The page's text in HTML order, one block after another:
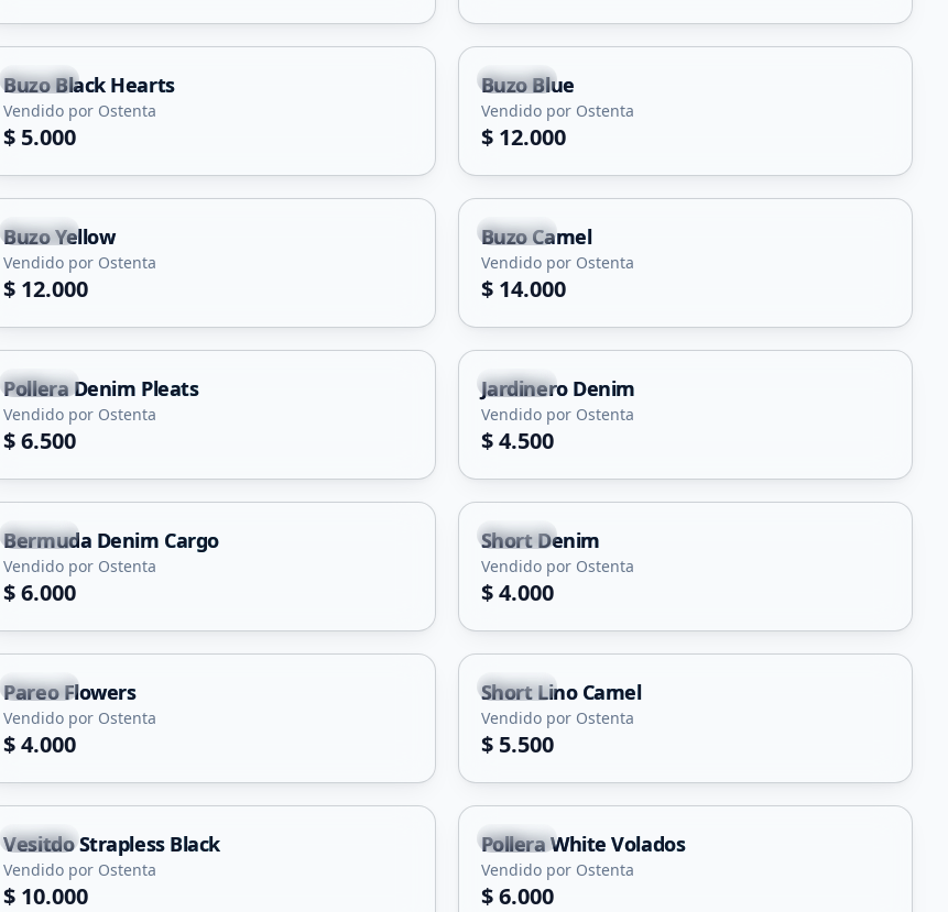
Merlo
Buzo Black Hearts
Vendido por Ostenta
$ 5.000
Merlo
Buzo Blue
Vendido por Ostenta
$ 12.000
Merlo
Buzo Yellow
Vendido por Ostenta
$ 12.000
Merlo
Buzo Camel
Vendido por Ostenta
$ 14.000
Merlo
Pollera Denim Pleats
Vendido por Ostenta
$ 6.500
Merlo
Jardinero Denim
Vendido por Ostenta
$ 4.500
Merlo
Bermuda Denim Cargo
Vendido por Ostenta
$ 6.000
Merlo
Short Denim
Vendido por Ostenta
$ 4.000
Merlo
Pareo Flowers
Vendido por Ostenta
$ 4.000
Merlo
Short Lino Camel
Vendido por Ostenta
$ 5.500
Merlo
Vesitdo Strapless Black
Vendido por Ostenta
$ 10.000
Merlo
Pollera White Volados
Vendido por Ostenta
$ 6.000